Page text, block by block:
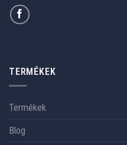
TERMÉKEK
Termékek
Blog